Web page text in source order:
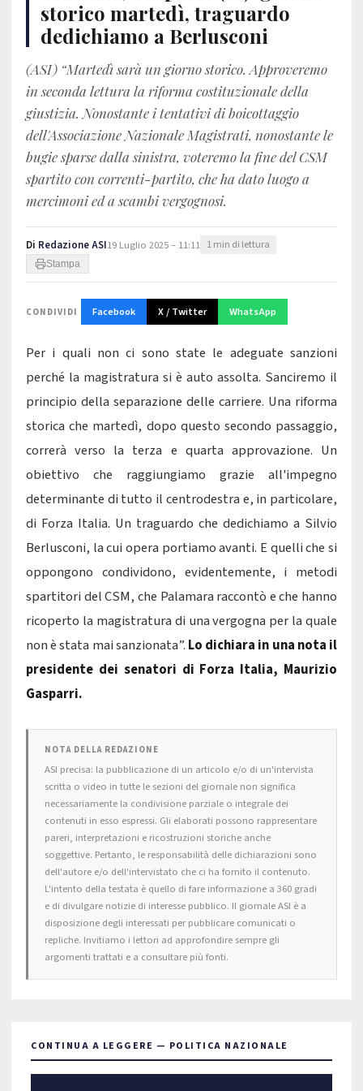
storico martedì, traguardo
dedichiamo a Berlusconi
(ASI) “Martedì sarà un giorno storico. Approveremo
in seconda lettura la riforma costituzionale della
giustizia. Nonostante i tentativi di boicottaggio
dell'Associazione Nazionale Magistrati, nonostante le
bugie sparse dalla sinistra, voteremo la fine del CSM
spartito con correnti-partito, che ha dato luogo a
mercimoni ed a scambi vergognosi.
Di Redazione ASI19 Luglio 2025 – 11:11 1 min di lettura
Stampa
CONDIVIDI Facebook X / Twitter WhatsApp
Per i quali non ci sono state le adeguate sanzioni
perché la magistratura si è auto assolta. Sanciremo il
principio della separazione delle carriere. Una riforma
storica che martedì, dopo questo secondo passaggio,
correrà verso la terza e quarta approvazione. Un
obiettivo che raggiungiamo grazie all'impegno
determinante di tutto il centrodestra e, in particolare,
di Forza Italia. Un traguardo che dedichiamo a Silvio
Berlusconi, la cui opera portiamo avanti. E quelli che si
oppongono condividono, evidentemente, i metodi
spartitori del CSM, che Palamara raccontò e che hanno
ricoperto la magistratura di una vergogna per la quale
non è stata mai sanzionata”. Lo dichiara in una nota il
presidente dei senatori di Forza Italia, Maurizio
Gasparri.
NOTA DELLA REDAZIONE
ASI precisa: la pubblicazione di un articolo e/o di un'intervista
scritta o video in tutte le sezioni del giornale non significa
necessariamente la condivisione parziale o integrale dei
contenuti in esso espressi. Gli elaborati possono rappresentare
pareri, interpretazioni e ricostruzioni storiche anche
soggettive. Pertanto, le responsabilità delle dichiarazioni sono
dell'autore e/o dell'intervistato che ci ha fornito il contenuto.
L'intento della testata è quello di fare informazione a 360 gradi
e di divulgare notizie di interesse pubblico. Il giornale ASI è a
disposizione degli interessati per pubblicare comunicati o
repliche. Invitiamo i lettori ad approfondire sempre gli
argomenti trattati e a consultare più fonti.
CONTINUA A LEGGERE — POLITICA NAZIONALE